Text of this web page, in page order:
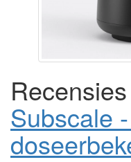
Recensies
Subscale